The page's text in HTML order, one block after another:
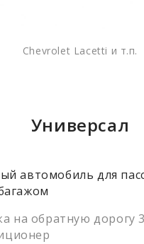
Chevrolet Lacetti и т.п.
Универсал
автомобиль для
на обратную дорогу